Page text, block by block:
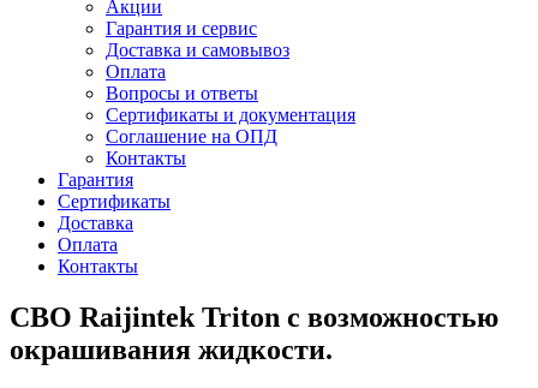
Акции
Гарантия и сервис
Доставка и самовывоз
Оплата
Вопросы и ответы
Сертификаты и документация
Соглашение на ОПД
Контакты
Гарантия
Сертификаты
Доставка
Оплата
Контакты
СВО Raijintek Triton с возможностью
окрашивания жидкости.